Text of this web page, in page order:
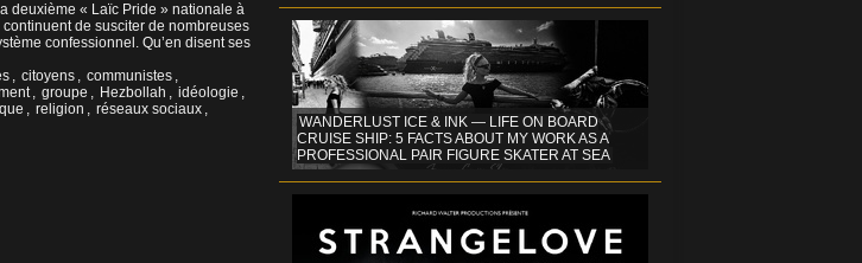
deuxième « Laïc Pride » nationale à
de susciter de nombreuses
confessionnel. Qu’en disent ses
, citoyens , communistes ,
, groupe , Hezbollah , idéologie ,
, religion , réseaux sociaux ,
WANDERLUST ICE & INK — LIFE ON BOARD
CRUISE SHIP: 5 FACTS ABOUT MY WORK AS A
PROFESSIONAL PAIR FIGURE SKATER AT SEA